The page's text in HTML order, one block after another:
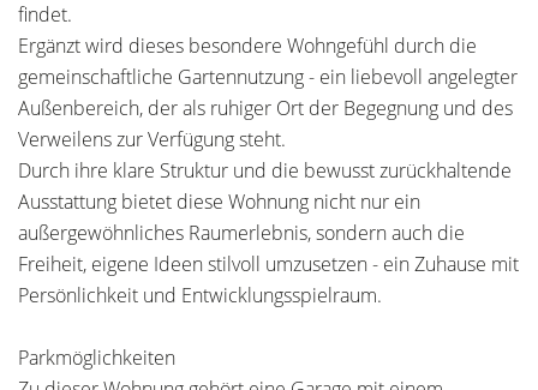
findet.
Ergänzt wird dieses besondere Wohngefühl durch die
gemeinschaftliche Gartennutzung - ein liebevoll angelegter
Außenbereich, der als ruhiger Ort der Begegnung und des
Verweilens zur Verfügung steht.
Durch ihre klare Struktur und die bewusst zurückhaltende
Ausstattung bietet diese Wohnung nicht nur ein
außergewöhnliches Raumerlebnis, sondern auch die
Freiheit, eigene Ideen stilvoll umzusetzen - ein Zuhause mit
Persönlichkeit und Entwicklungsspielraum.
Parkmöglichkeiten